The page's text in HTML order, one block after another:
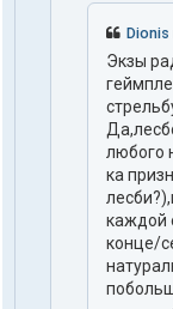
Dionis
Экзы
любого
ка
каждой
конце/